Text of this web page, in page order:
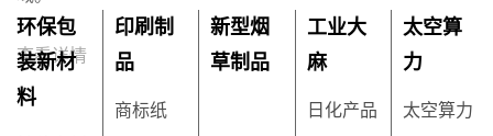
查看详情
环保包
装新材
料
印刷制
品
商标纸
新型烟
草制品
工业大
麻
日化产品
太空算
力
太空算力